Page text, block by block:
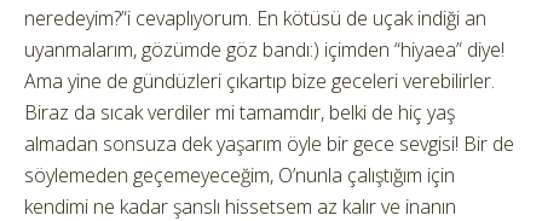
neredeyim?”i cevaplıyorum. En kötüsü de uçak indiği an
uyanmalarım, gözümde göz bandı:) içimden “hiyaea” diye!
Ama yine de gündüzleri çıkartıp bize geceleri verebilirler.
Biraz da sıcak verdiler mi tamamdır, belki de hiç yaş
almadan sonsuza dek yaşarım öyle bir gece sevgisi! Bir de
söylemeden geçemeyeceğim, O’nunla çalıştığım için
kendimi ne kadar şanslı hissetsem az kalır ve inanın